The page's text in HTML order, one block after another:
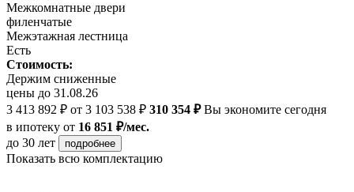
Межкомнатные двери
филенчатые
Межэтажная лестница
Есть
Стоимость:
Держим сниженные
цены до 31.08.26
3 413 892 ₽ от 3 103 538 ₽ 310 354 ₽Вы экономите сегодня
в ипотеку от 16 851 ₽/мес.
до 30 лет
подробнее
Показать всю комплектацию